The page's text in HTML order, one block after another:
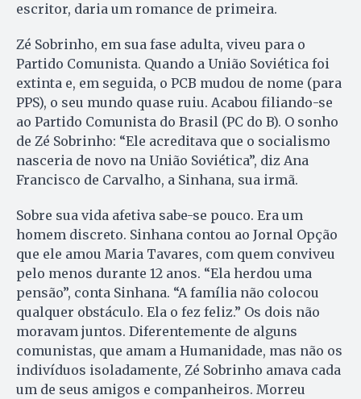
escritor, daria um romance de primeira.
Zé Sobrinho, em sua fase adulta, viveu para o
Partido Comunista. Quando a União Soviética foi
extinta e, em seguida, o PCB mudou de nome (para
PPS), o seu mundo quase ruiu. Acabou filiando-se
ao Partido Comunista do Brasil (PC do B). O sonho
de Zé Sobrinho: “Ele acreditava que o socialismo
nasceria de novo na União Soviética”, diz Ana
Francisco de Carvalho, a Sinhana, sua irmã.
Sobre sua vida afetiva sabe-se pouco. Era um
homem discreto. Sinhana contou ao Jornal Opção
que ele amou Maria Tavares, com quem conviveu
pelo menos durante 12 anos. “Ela herdou uma
pensão”, conta Sinhana. “A família não colocou
qualquer obstáculo. Ela o fez feliz.” Os dois não
moravam juntos. Diferentemente de alguns
comunistas, que amam a Humanidade, mas não os
indivíduos isoladamente, Zé Sobrinho amava cada
um de seus amigos e companheiros. Morreu